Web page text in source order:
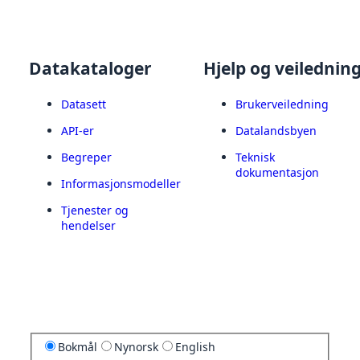
Datakataloger
Datasett
API-er
Begreper
Informasjonsmodeller
Tjenester og
hendelser
Hjelp og
Brukerveiledning
Datalandsbyen
Teknisk
dokumentasjon
Bokmål Nynorsk English